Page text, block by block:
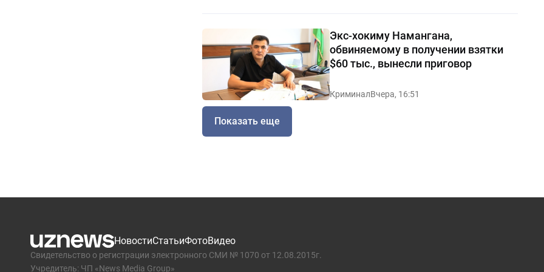
Экс-хокиму Намангана,
обвиняемому в получении взятки
$60 тыс., вынесли приговор
КриминалВчера, 16:51
Показать еще
НовостиСтатьиФотоВидео
Свидетельство о регистрации электронного СМИ № 1070 от 12.08.2015г.
Учредитель: ЧП «News Media Group»